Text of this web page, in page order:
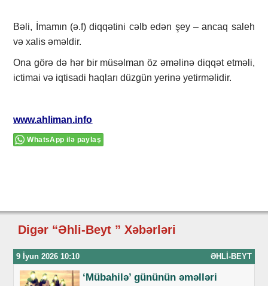
Bəli, İmamın (ə.f) diqqətini cəlb edən şey – ancaq saleh
və xalis əməldir.
Ona görə də hər bir müsəlman öz əməlinə diqqət etməli,
ictimai və iqtisadi haqları düzgün yerinə yetirməlidir.
www.ahliman.info
WhatsApp ilə paylaş
Digər “Əhli-Beyt ” Xəbərləri
9 İyun 2026 10:10 ƏHLI-BEYT
‘Mübahilə’ gününün əməlləri